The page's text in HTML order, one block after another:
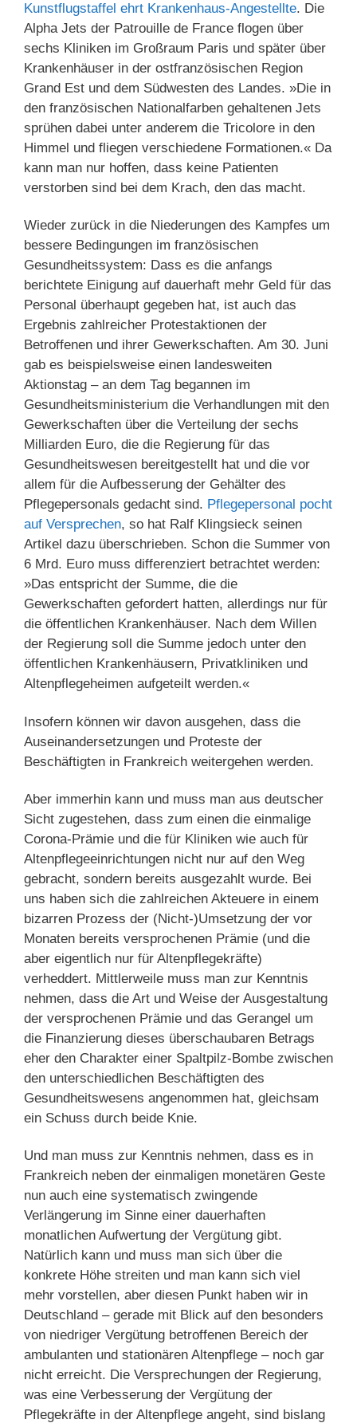
Kunstflugstaffel ehrt Krankenhaus-Angestellte. Die
Alpha Jets der Patrouille de France flogen über
sechs Kliniken im Großraum Paris und später über
Krankenhäuser in der ostfranzösischen Region
Grand Est und dem Südwesten des Landes. »Die in
den französischen Nationalfarben gehaltenen Jets
sprühen dabei unter anderem die Tricolore in den
Himmel und fliegen verschiedene Formationen.« Da
kann man nur hoffen, dass keine Patienten
verstorben sind bei dem Krach, den das macht.
Wieder zurück in die Niederungen des Kampfes um
bessere Bedingungen im französischen
Gesundheitssystem: Dass es die anfangs
berichtete Einigung auf dauerhaft mehr Geld für das
Personal überhaupt gegeben hat, ist auch das
Ergebnis zahlreicher Protestaktionen der
Betroffenen und ihrer Gewerkschaften. Am 30. Juni
gab es beispielsweise einen landesweiten
Aktionstag – an dem Tag begannen im
Gesundheitsministerium die Verhandlungen mit den
Gewerkschaften über die Verteilung der sechs
Milliarden Euro, die die Regierung für das
Gesundheitswesen bereitgestellt hat und die vor
allem für die Aufbesserung der Gehälter des
Pflegepersonals gedacht sind. Pflegepersonal pocht
auf Versprechen, so hat Ralf Klingsieck seinen
Artikel dazu überschrieben. Schon die Summer von
6 Mrd. Euro muss differenziert betrachtet werden:
»Das entspricht der Summe, die die
Gewerkschaften gefordert hatten, allerdings nur für
die öffentlichen Krankenhäuser. Nach dem Willen
der Regierung soll die Summe jedoch unter den
öffentlichen Krankenhäusern, Privatkliniken und
Altenpflegeheimen aufgeteilt werden.«
Insofern können wir davon ausgehen, dass die
Auseinandersetzungen und Proteste der
Beschäftigten in Frankreich weitergehen werden.
Aber immerhin kann und muss man aus deutscher
Sicht zugestehen, dass zum einen die einmalige
Corona-Prämie und die für Kliniken wie auch für
Altenpflegeeinrichtungen nicht nur auf den Weg
gebracht, sondern bereits ausgezahlt wurde. Bei
uns haben sich die zahlreichen Akteuere in einem
bizarren Prozess der (Nicht-)Umsetzung der vor
Monaten bereits versprochenen Prämie (und die
aber eigentlich nur für Altenpflegekräfte)
verheddert. Mittlerweile muss man zur Kenntnis
nehmen, dass die Art und Weise der Ausgestaltung
der versprochenen Prämie und das Gerangel um
die Finanzierung dieses überschaubaren Betrags
eher den Charakter einer Spaltpilz-Bombe zwischen
den unterschiedlichen Beschäftigten des
Gesundheitswesens angenommen hat, gleichsam
ein Schuss durch beide Knie.
Und man muss zur Kenntnis nehmen, dass es in
Frankreich neben der einmaligen monetären Geste
nun auch eine systematisch zwingende
Verlängerung im Sinne einer dauerhaften
monatlichen Aufwertung der Vergütung gibt.
Natürlich kann und muss man sich über die
konkrete Höhe streiten und man kann sich viel
mehr vorstellen, aber diesen Punkt haben wir in
Deutschland – gerade mit Blick auf den besonders
von niedriger Vergütung betroffenen Bereich der
ambulanten und stationären Altenpflege – noch gar
nicht erreicht. Die Versprechungen der Regierung,
was eine Verbesserung der Vergütung der
Pflegekräfte in der Altenpflege angeht, sind bislang